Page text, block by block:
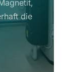
die